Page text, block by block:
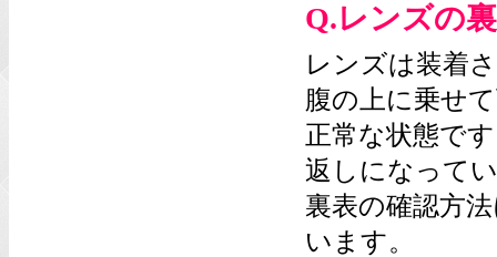
Q.レンズの
レンズは装着
腹の上に乗せ
正常な状態で
返しになって
裏表の確認方
います。